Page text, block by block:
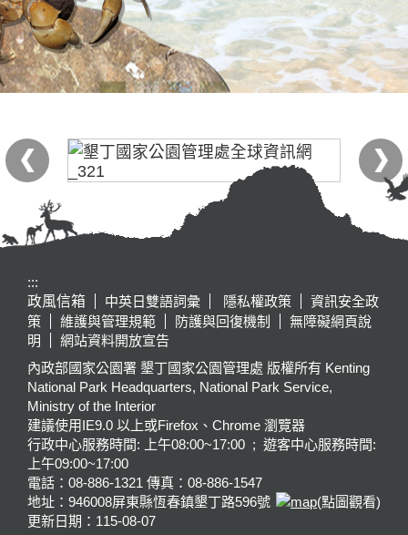
:::
政風信箱
中英日雙語詞彙 隱私權政策
資訊安全政
策
維護與管理規範 防護與回復機制
無障礙網頁說
明
網站資料開放宣告
內政部國家公園署 墾丁國家公園管理處 版權所有 Kenting
National Park Headquarters, National Park Service,
Ministry of the Interior
建議使用IE9.0 以上或Firefox、Chrome 瀏覽器
行政中心服務時間: 上午08:00~17:00 ; 遊客中心服務時間:
上午09:00~17:00
電話：08-886-1321 傳真：08-886-1547
地址：946008屏東縣恆春鎮墾丁路596號
(點圖觀看)
更新日期： 115-08-07